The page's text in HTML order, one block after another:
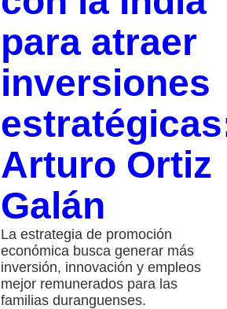
para atraer
inversiones
Arturo Ortiz
Galán
La estrategia de promoción
económica busca generar más
inversión, innovación y empleos
mejor remunerados para las
familias duranguenses.